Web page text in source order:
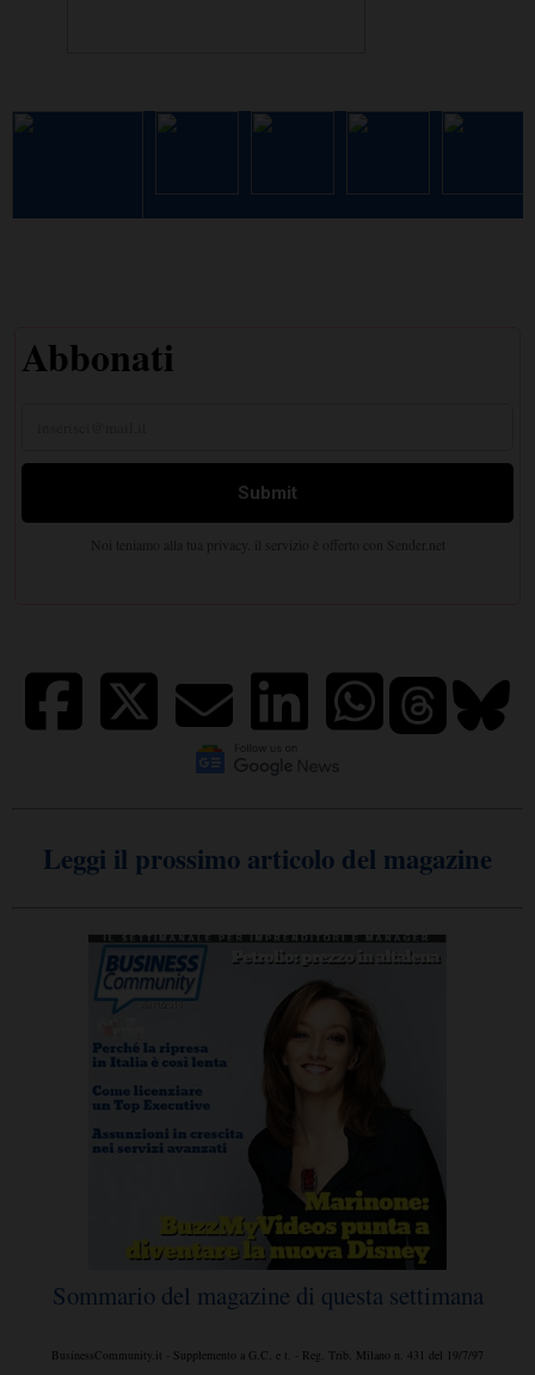
Leggi il prossimo articolo del magazine
Sommario del magazine di questa settimana
BusinessCommunity.it - Supplemento a G.C. e t. - Reg. Trib. Milano n. 431 del 19/7/97